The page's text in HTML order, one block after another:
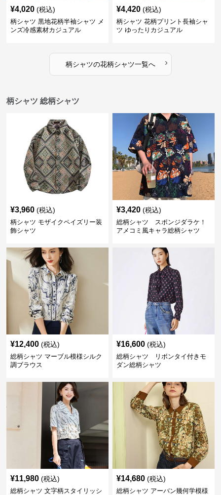
¥4,020 (税込)
柄シャツ 黒地花柄半袖シャツ メ
ンズ冷感素材カジュアル
¥4,420 (税込)
柄シャツ 花柄プリント長袖シャ
ツ ゆったりカジュアル
柄シャツの花柄シャツ一覧へ ›
柄シャツ 総柄シャツ
¥3,960 (税込)
柄シャツ モザイクペイズリー装
飾シャツ
¥3,420 (税込)
総柄シャツ スポンジダラケ！
アメコミ風キャラ総柄シャツ
¥12,400 (税込)
総柄シャツ マーブル模様シルク
調ブラウス
¥16,600 (税込)
総柄シャツ リボンタイ付きモ
ダン総柄シャツ
¥11,980 (税込)
総柄シャツ 文字柄スタイリッシ
¥14,680 (税込)
総柄シャツ アーバン幾何学模様